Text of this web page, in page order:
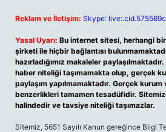
Reklam ve İletişim: Skype:
Yasal Uyarı: Bu internet sitesi, herhangi
şirketi ile hiçbir bağlantısı
hazırladığımız makaleler
haber niteliği taşımamakta olup, gerçek
paylaşım yapılmamaktadır. Gerçek
benzerlikleri tamamen tesadüfidir.
halindedir ve tavsiye niteliği taşımazlar.
Sitemiz, 5651 Sayılı Kanun gereğince Bilgi